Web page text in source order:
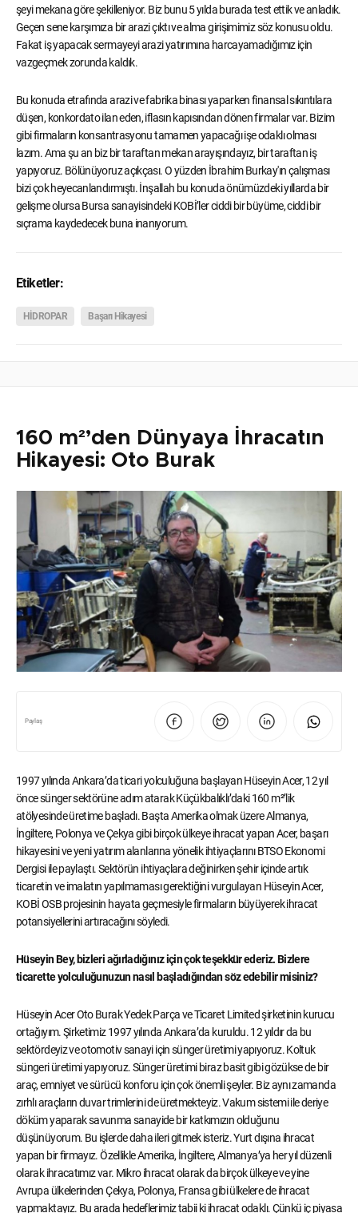
şeyi mekana göre şekilleniyor. Biz bunu 5 yılda burada test ettik ve anladık.
Geçen sene karşımıza bir arazi çıktı ve alma girişimimiz söz konusu oldu.
Fakat iş yapacak sermayeyi arazi yatırımına harcayamadığımız için
vazgeçmek zorunda kaldık.
Bu konuda etrafında arazi ve fabrika binası yaparken finansal sıkıntılara
düşen, konkordato ilan eden, iflasın kapısından dönen firmalar var. Bizim
gibi firmaların konsantrasyonu tamamen yapacağı işe odaklı olması
lazım. Ama şu an biz bir taraftan mekan arayışındayız, bir taraftan iş
yapıyoruz. Bölünüyoruz açıkçası. O yüzden İbrahim Burkay'ın çalışması
bizi çok heyecanlandırmıştı. İnşallah bu konuda önümüzdeki yıllarda bir
gelişme olursa Bursa sanayisindeki KOBİ’ler ciddi bir büyüme, ciddi bir
sıçrama kaydedecek buna inanıyorum.
Etiketler:
HİDROPAR Başarı Hikayesi
160 m²’den Dünyaya İhracatın
Hikayesi: Oto Burak
Paylaş
1997 yılında Ankara’da ticari yolculuğuna başlayan Hüseyin Acer, 12 yıl
önce sünger sektörüne adım atarak Küçükbalıklı’daki 160 m²’lik
atölyesinde üretime başladı. Başta Amerika olmak üzere Almanya,
İngiltere, Polonya ve Çekya gibi birçok ülkeye ihracat yapan Acer, başarı
hikayesini ve yeni yatırım alanlarına yönelik ihtiyaçlarını BTSO Ekonomi
Dergisi ile paylaştı. Sektörün ihtiyaçlara değinirken şehir içinde artık
ticaretin ve imalatın yapılmaması gerektiğini vurgulayan Hüseyin Acer,
KOBİ OSB projesinin hayata geçmesiyle firmaların büyüyerek ihracat
potansiyellerini artıracağını söyledi.
Hüseyin Bey, bizleri ağırladığınız için çok teşekkür ederiz. Bizlere
ticarette yolculuğunuzun nasıl başladığından söz edebilir misiniz?
Hüseyin Acer Oto Burak Yedek Parça ve Ticaret Limited şirketinin kurucu
ortağıyım. Şirketimiz 1997 yılında Ankara’da kuruldu. 12 yıldır da bu
sektördeyiz ve otomotiv sanayi için sünger üretimi yapıyoruz. Koltuk
süngeri üretimi yapıyoruz. Sünger üretimi biraz basit gibi gözükse de bir
araç, emniyet ve sürücü konforu için çok önemli şeyler. Biz aynı zamanda
zırhlı araçların duvar trimlerini de üretmekteyiz. Vakum sistemi ile deriye
döküm yaparak savunma sanayide bir katkımızın olduğunu
düşünüyorum. Bu işlerde daha ileri gitmek isteriz. Yurt dışına ihracat
yapan bir firmayız. Özellikle Amerika, İngiltere, Almanya’ya her yıl düzenli
olarak ihracatımız var. Mikro ihracat olarak da birçok ülkeye ve yine
Avrupa ülkelerinden Çekya, Polonya, Fransa gibi ülkelere de ihracat
yapmaktayız. Bu arada hedeflerimiz tabii ki ihracat odaklı. Çünkü iç piyasa